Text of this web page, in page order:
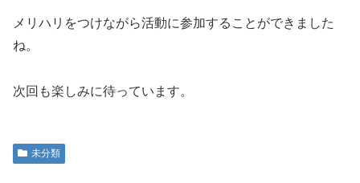
メリハリをつけながら活動に参加することができました
ね。
次回も楽しみに待っています。
未分類